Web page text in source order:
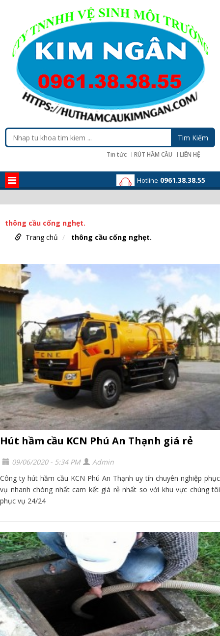
Tin tức RÚT HẦM CẦU LIÊN HỆ
Hotline 0961.38.38.55
thông cầu cống nghẹt.
Trang chủ
thông cầu cống nghẹt.
Hút hầm cầu KCN Phú An Thạnh giá rẻ
09/06/2020 - 5:34 PM
Admin
Công ty hút hầm cầu KCN Phú An Thạnh uy tín chuyên nghiệp phục
vụ nhanh chóng nhất cam kết giá rẻ nhất so với khu vực chúng tôi
phục vụ 24/24